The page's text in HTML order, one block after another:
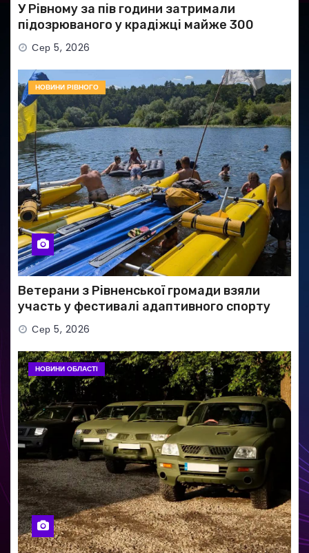
У Рівному за пів години затримали
підозрюваного у крадіжці майже 300
тисяч гривень
Сер 5, 2026
НОВИНИ РІВНОГО
Ветерани з Рівненської громади взяли
участь у фестивалі адаптивного спорту
Сер 5, 2026
НОВИНИ ОБЛАСТІ